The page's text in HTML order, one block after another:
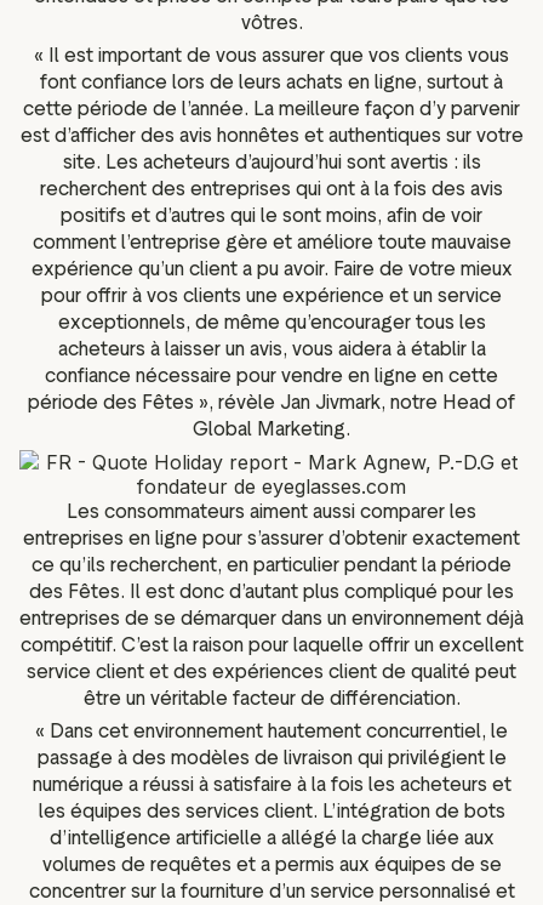
vôtres.
« Il est important de vous assurer que vos clients vous
font confiance lors de leurs achats en ligne, surtout à
cette période de l’année. La meilleure façon d’y parvenir
est d’afficher des avis honnêtes et authentiques sur votre
site. Les acheteurs d’aujourd’hui sont avertis : ils
recherchent des entreprises qui ont à la fois des avis
positifs et d’autres qui le sont moins, afin de voir
comment l’entreprise gère et améliore toute mauvaise
expérience qu’un client a pu avoir. Faire de votre mieux
pour offrir à vos clients une expérience et un service
exceptionnels, de même qu’encourager tous les
acheteurs à laisser un avis, vous aidera à établir la
confiance nécessaire pour vendre en ligne en cette
période des Fêtes », révèle Jan Jivmark, notre Head of
Global Marketing.
Les consommateurs aiment aussi comparer les
entreprises en ligne pour s’assurer d’obtenir exactement
ce qu’ils recherchent, en particulier pendant la période
des Fêtes. Il est donc d’autant plus compliqué pour les
entreprises de se démarquer dans un environnement déjà
compétitif. C’est la raison pour laquelle offrir un excellent
service client et des expériences client de qualité peut
être un véritable facteur de différenciation.
« Dans cet environnement hautement concurrentiel, le
passage à des modèles de livraison qui privilégient le
numérique a réussi à satisfaire à la fois les acheteurs et
les équipes des services client. L’intégration de bots
d’intelligence artificielle a allégé la charge liée aux
volumes de requêtes et a permis aux équipes de se
concentrer sur la fourniture d’un service personnalisé et